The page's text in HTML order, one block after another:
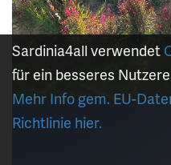
Sardinia4all verwendet
für ein besseres
Mehr Info gem. EU-
Richtlinie hier.